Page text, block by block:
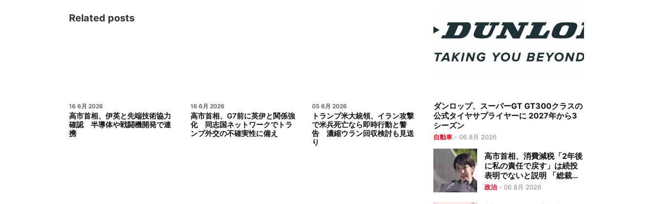
Related posts
16 6月 2026
高市首相、伊英と先端技術協力
確認 半導体や戦闘機開発で連
携
16 6月 2026
高市首相、G7前に英伊と関係強
化 同志国ネットワークでトラ
ンプ外交の不確実性に備え
05 6月 2026
トランプ米大統領、イラン攻撃
で米兵死亡なら即時行動と警
告 濃縮ウラン回収検討も見送
り
ダンロップ、スーパーGT GT300クラスの
公式タイヤサプライヤーに 2027年から3
シーズン
自動車 - 06 8月 2026
高市首相、消費減税「2年後
に私の責任で戻す」は続投
表明でないと説明 「総裁か
どうかとは分けて」
政治- 06 8月 2026